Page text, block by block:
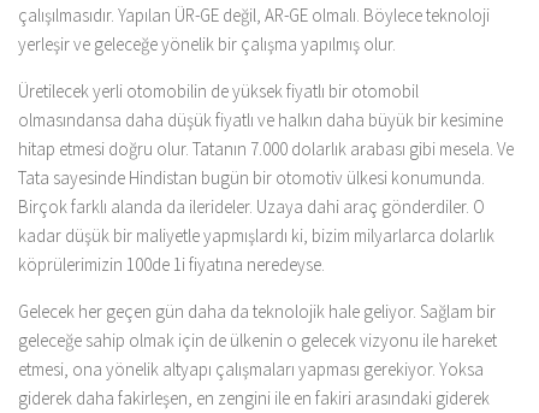
çalışılmasıdır. Yapılan ÜR-GE değil, AR-GE olmalı. Böylece teknoloji
yerleşir ve geleceğe yönelik bir çalışma yapılmış olur.
Üretilecek yerli otomobilin de yüksek fiyatlı bir otomobil
olmasındansa daha düşük fiyatlı ve halkın daha büyük bir kesimine
hitap etmesi doğru olur. Tatanın 7.000 dolarlık arabası gibi mesela. Ve
Tata sayesinde Hindistan bugün bir otomotiv ülkesi konumunda.
Birçok farklı alanda da ilerideler. Uzaya dahi araç gönderdiler. O
kadar düşük bir maliyetle yapmışlardı ki, bizim milyarlarca dolarlık
köprülerimizin 100de 1i fiyatına neredeyse.
Gelecek her geçen gün daha da teknolojik hale geliyor. Sağlam bir
geleceğe sahip olmak için de ülkenin o gelecek vizyonu ile hareket
etmesi, ona yönelik altyapı çalışmaları yapması gerekiyor. Yoksa
giderek daha fakirleşen, en zengini ile en fakiri arasındaki giderek